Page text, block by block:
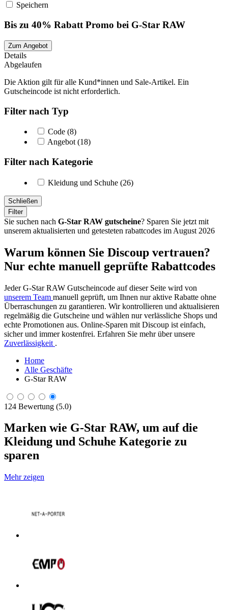
Speichern
Bis zu 40% Rabatt Promo bei G-Star RAW
Zum Angebot
Details
Abgelaufen
Die Aktion gilt für alle Kund*innen und Sale-Artikel. Ein
Gutscheincode ist nicht erforderlich.
Filter nach Typ
Code (8)
Angebot (18)
Filter nach Kategorie
Kleidung und Schuhe (26)
Schließen
Filter
Sie suchen nach G-Star RAW gutscheine? Sparen Sie jetzt mit
unserem aktualisierten und getesteten rabattcodes im August 2026
Warum können Sie Discoup vertrauen?
Nur echte manuell geprüfte Rabattcodes
Jeder G-Star RAW Gutscheincode auf dieser Seite wird von
unserem Team manuell geprüft, um Ihnen nur aktive Rabatte ohne
Überraschungen zu garantieren. Wir kontrollieren und aktualisieren
regelmäßig die Gutscheine und wählen nur verlässliche Shops und
echte Promotionen aus. Online-Sparen mit Discoup ist einfach,
sicher und immer kostenfrei. Erfahren Sie mehr über unsere
Zuverlässigkeit .
Home
Alle Geschäfte
G-Star RAW
124 Bewertung (5.0)
Marken wie G-Star RAW, um auf die
Kleidung und Schuhe Kategorie zu
sparen
Mehr zeigen